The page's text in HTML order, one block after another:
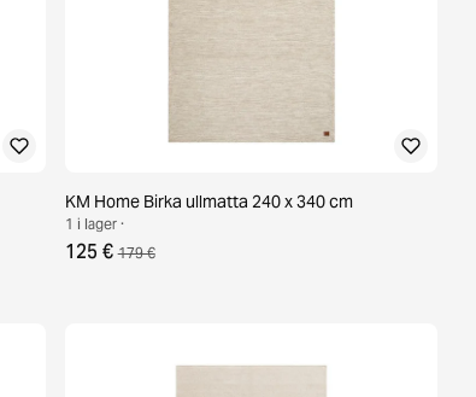
KM Home Birka ullmatta 240 x 340 cm
1 i lager ·
125 € 179 €